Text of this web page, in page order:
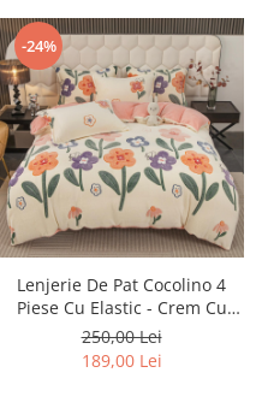
-24%
Lenjerie De Pat Cocolino 4
Piese Cu Elastic - Crem Cu
Floricele
250,00 Lei
189,00 Lei